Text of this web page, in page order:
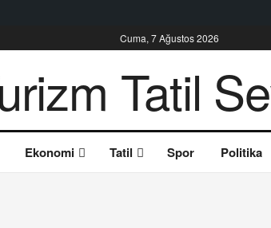
Cuma, 7 Ağustos 2026
Ekonomi Tatil Spor Politika